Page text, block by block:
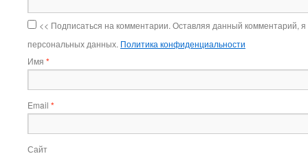
<< Подписаться на комментарии. Оставляя данный комментарий,
персональных данных. Политика конфиденциальности
Имя *
Email *
Сайт